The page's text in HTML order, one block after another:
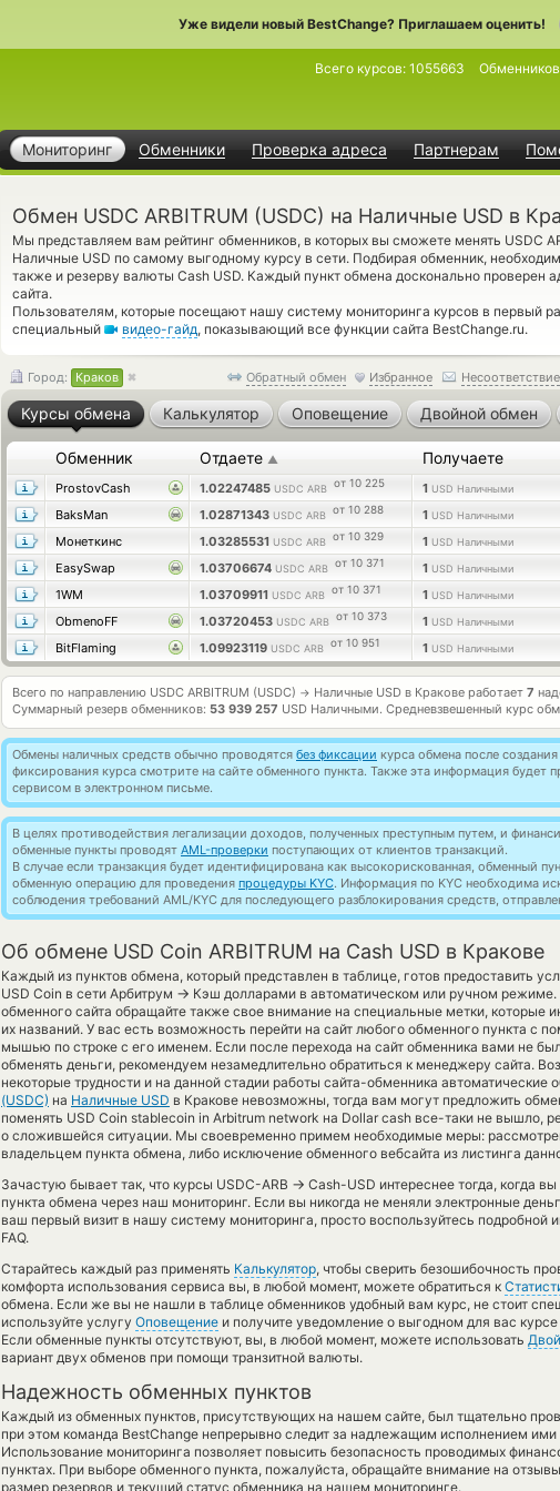
Уже видели новый BestChange? Приглашаем оценить!
Мониторинг Обменники Проверка адреса Партнерам
Всего курсов: 1055663
Обмен USDC ARBITRUM (USDC) на Наличные USD в
Мы представляем вам рейтинг обменников, в которых вы сможете менять USDC
Наличные USD по самому выгодному курсу в сети. Подбирая обменник,
также и резерву валюты Cash USD. Каждый пункт обмена досконально проверен
сайта.
Пользователям, которые посещают нашу систему мониторинга курсов в первый
специальный
видео-гайд, показывающий все функции сайта BestChange.ru.
Обратный обмен Избранное Несоответствие
Город: Краков
Курсы обмена Калькулятор Оповещение Двойной обмен
Обменник Отдаете ▲ Получаете
ProstovCash 1.02247485 USDC ARB от 10 225 1 USD Наличными
BaksMan
1.02871343 USDC ARB от 10 288 1 USD Наличными
Монеткинс
1.03285531 USDC ARB от 10 329 1 USD Наличными
EasySwap
1.03706674 USDC ARB от 10 371 1 USD Наличными
1WM
1.03709911 USDC ARB от 10 371 1 USD Наличными
ObmenoFF
1.03720453 USDC ARB от 10 373 1 USD Наличными
BitFlaming
1.09923119 USDC ARB от 10 951 1 USD Наличными
Всего по направлению USDC ARBITRUM (USDC) → Наличные USD в Кракове работает 7
Суммарный резерв обменников: 53 939 257 USD Наличными. Средневзвешенный курс
Обмены наличных средств обычно проводятся без фиксации курса обмена после
фиксирования курса смотрите на сайте обменного пункта. Также эта информация будет
сервисом в электронном письме.
В целях противодействия легализации доходов, полученных преступным путем, и
обменные пункты проводят AML-проверки поступающих от клиентов транзакций.
В случае если транзакция будет идентифицирована как высокорискованная, обменный
обменную операцию для проведения процедуры KYC. Информация по KYC необходима
соблюдения требований AML/KYC для последующего разблокирования средств,
Об обмене USD Coin ARBITRUM на Cash USD в Кракове
Каждый из пунктов обмена, который представлен в таблице, готов предоставить
USD Coin в сети Арбитрум → Кэш долларами в автоматическом или ручном
обменного сайта обращайте также свое внимание на специальные метки, которые
их названий. У вас есть возможность перейти на сайт любого обменного пункта с
мышью по строке с его именем. Если после перехода на сайт обменника вами не
обменять деньги, рекомендуем незамедлительно обратиться к менеджеру сайта.
некоторые трудности и на данной стадии работы сайта-обменника автоматические
(USDC) на Наличные USD в Кракове невозможны, тогда вам могут предложить
поменять USD Coin stablecoin in Arbitrum network на Dollar cash все-таки не вышло,
о сложившейся ситуации. Мы своевременно примем необходимые меры:
владельцем пункта обмена, либо исключение обменного вебсайта из листинга
Зачастую бывает так, что курсы USDC-ARB → Cash-USD интереснее тогда, когда
пункта обмена через наш мониторинг. Если вы никогда не меняли электронные
ваш первый визит в нашу систему мониторинга, просто воспользуйтесь подробной
FAQ.
Старайтесь каждый раз применять Калькулятор, чтобы сверить безошибочность
комфорта использования сервиса вы, в любой момент, можете обратиться к
обмена. Если же вы не нашли в таблице обменников удобный вам курс, не стоит
используйте услугу Оповещение и получите уведомление о выгодном для вас
Если обменные пункты отсутствуют, вы, в любой момент, можете использовать
вариант двух обменов при помощи транзитной валюты.
Надежность обменных пунктов
Каждый из обменных пунктов, присутствующих на нашем сайте, был тщательно
при этом команда BestChange непрерывно следит за надлежащим исполнением ими
Использование мониторинга позволяет повысить безопасность проводимых
пунктах. При выборе обменного пункта, пожалуйста, обращайте внимание на
размер резервов и текущий статус обменника на нашем мониторинге.